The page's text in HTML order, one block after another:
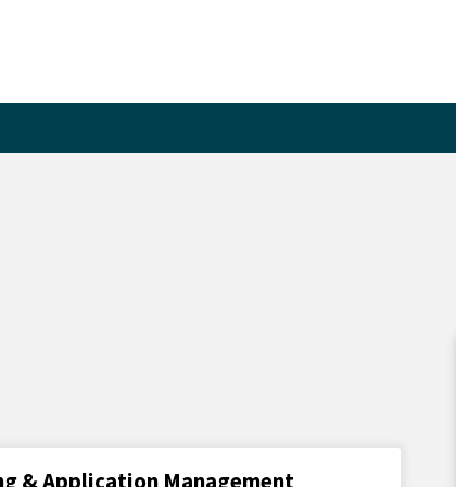
& Application Management